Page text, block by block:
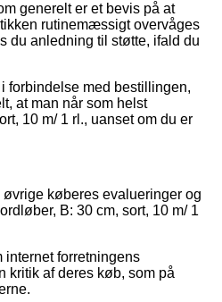
generelt er et bevis på at
rutinemæssigt overvåges
du anledning til støtte, ifald du
forbindelse med bestillingen,
at man når som helst
10 m/ 1 rl., uanset om du er
køberes evalueringer og
B: 30 cm, sort, 10 m/ 1
forretningens
kritik af deres køb, som på